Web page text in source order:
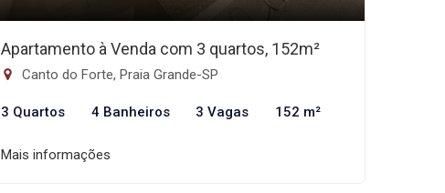
Apartamento à Venda com 3 quartos, 152m²
Canto do Forte, Praia Grande-SP
3 Quartos 4 Banheiros 3 Vagas 152 m²
Mais informações